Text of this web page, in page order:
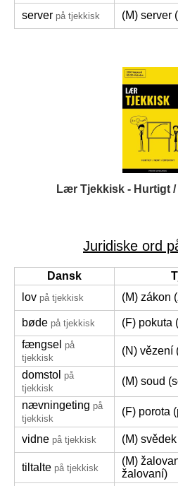
server på tjekkisk (M) server
Lær Tjekkisk - Hurtigt
Juridiske ord
Dansk
lov på tjekkisk (M) zákon
bøde på tjekkisk
(F) pokuta
fængsel på
tjekkisk
(N) vězení
domstol på
tjekkisk
(M) soud
nævningeting på
tjekkisk
(F) porota
vidne på tjekkisk (M)
tiltalte på tjekkisk
(M)
žalovaní)